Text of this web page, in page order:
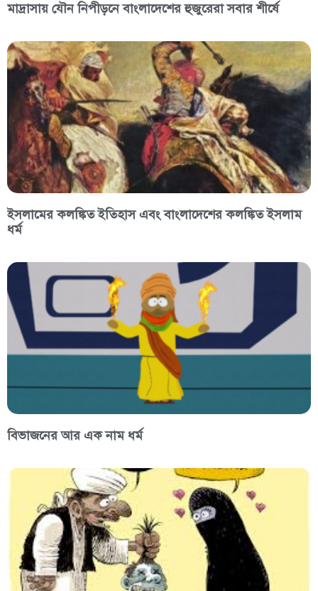
মাদ্রাসায় যৌন নিপীড়নে বাংলাদেশের হুজুরেরা সবার শীর্ষে
ইসলামের কলঙ্কিত ইতিহাস এবং বাংলাদেশের কলঙ্কিত ইসলাম
ধর্ম
বিভাজনের আর এক নাম ধর্ম